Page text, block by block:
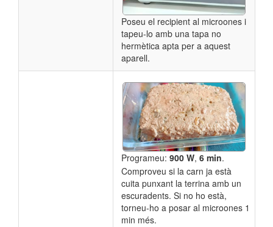
Poseu el recipient al microones i
tapeu-lo amb una tapa no
hermètica apta per a aquest
aparell.
Programeu: 900 W, 6 min.
Comproveu si la carn ja està
cuita punxant la terrina amb un
escuradents. Si no ho està,
torneu-ho a posar al microones 1
min més.